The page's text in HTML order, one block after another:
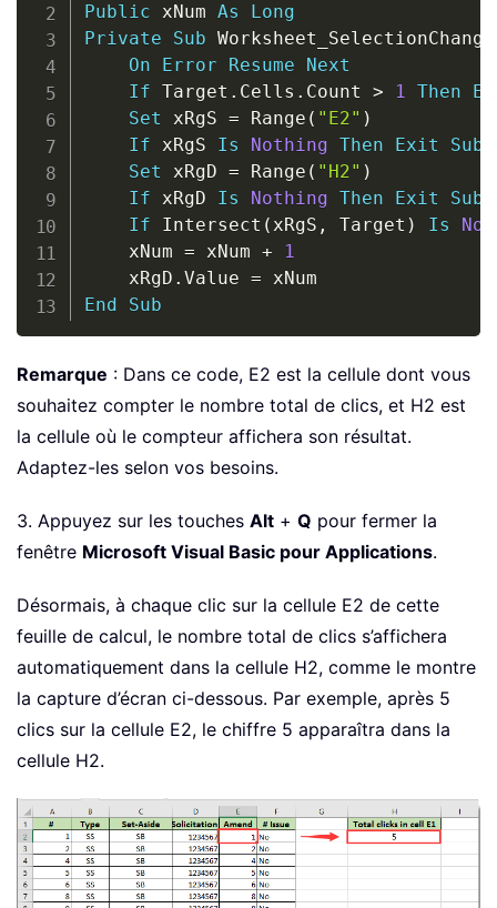
Public xNum As
Long
Private
Sub Worksheet_SelectionChange
On
Error Resume
Next
If Target . Cells . Count > 1 Then
Set xRgS = Range ( "E2" )
If xRgS Is Nothing Then Exit
Sub
Set xRgD = Range ( "H2" )
If xRgD Is Nothing Then Exit
Sub
If Intersect ( xRgS , Target ) Is
    xNum
= xNum +
1
    xRgD
. Value =
End
Sub
Remarque : Dans ce code, E2 est la cellule dont vous
souhaitez compter le nombre total de clics, et H2 est
la cellule où le compteur affichera son résultat.
Adaptez-les selon vos besoins.
3. Appuyez sur les touches Alt + Q pour fermer la
fenêtre Microsoft Visual Basic pour Applications.
Désormais, à chaque clic sur la cellule E2 de cette
feuille de calcul, le nombre total de clics s’affichera
automatiquement dans la cellule H2, comme le montre
la capture d’écran ci-dessous. Par exemple, après 5
clics sur la cellule E2, le chiffre 5 apparaîtra dans la
cellule H2.